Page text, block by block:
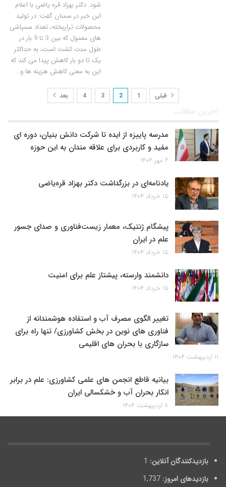
شود. دکتر بهزاد قره یاضی با اعلام
این خبر در سمنان گفت: در تولید
محصولات تراریخته، تعداد سمپاشی
های معمول که بین 3 تا 9 بار در
طول مدت کشت است، به حداکثر
یک تا دو بار کاهش پیدا می کند که
این به معنی کاهش هزینه ها و…
قبلی 1
2
3
4 بعد
آخرین مطالب
مدرسه پاییزه از ایده تا شرکت دانش بنیان، دوره ای
مفید و کاربردی برای علاقه مندان به این حوزه
۶ مهر ۱۴۰۴
یادنامه‌ای در بزرگداشت دکتر بهزاد قره‌یاضی
۱۵ خرداد ۱۴۰۴
پیشگام ژنتیک، معمار زیست‌فناوری و صدای جسور
علم در ایران
۱۵ خرداد ۱۴۰۴
دانشمند وارسته، پیشتاز علم برای امنیت
۱۵ خرداد ۱۴۰۴
تغییر الگوی مصرف آب و استفاده هوشمندانه از
فناوری های نوین در بخش کشاورزی/ تنها راه برای
سازگاری با بحران های اقلیمی
۱۱ اردیبهشت ۱۴۰۴
بیانیه قاطع انجمن های علمی کشاورزی: علم در برابر
انکار بحران آب و خشکسالی ایران
۸ اردیبهشت ۱۴۰۴
بازدیدکنندگان آنلاین: 1
بازدیدهای امروز: 1,737